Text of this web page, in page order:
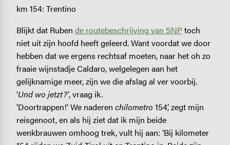
km 154: Trentino
Blijkt dat Ruben de routebeschrijving van SNPtoch
niet uit zijn hoofd heeft geleerd. Want voordat we door
hebben dat we ergens rechtsaf moeten, naar het oh zo
fraaie wijnstadje Caldaro, welgelegen aan het
gelijknamige meer, zijn we die afslag al ver voorbij.
‘Und wo jetzt?’, vraag ik.
‘Doortrappen!’ We naderen chilometro 154’, zegt mijn
reisgenoot, en als hij ziet dat ik mijn beide
wenkbrauwen omhoog trek, vult hij aan: ‘Bij kilometer